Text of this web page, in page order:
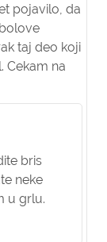
pojavilo, da
taj deo koji
Cekam na
bris
neke
u grlu.